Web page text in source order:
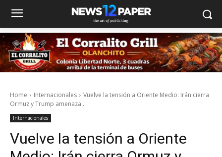
Home Internacionales
Vuelve la tensión a Oriente Medio: Irán cierra
Ormuz y Trump amenaza...
Internacionales
Vuelve la tensión a Oriente